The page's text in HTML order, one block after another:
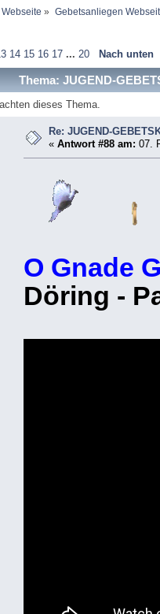
» Gebetsanliegen
14 15 16 17 ... 20 Nach unten
Thema: JUGEND-
dieses Thema.
Re: JUGEND-
«Antwort #88 am: 07.
O Gnade
Döring -